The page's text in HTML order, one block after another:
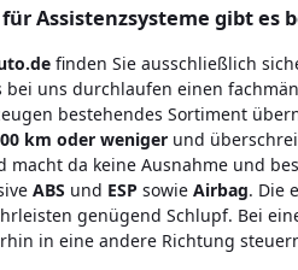
Assistenzsysteme gibt es
finden Sie ausschließlich
bei uns durchlaufen einen
bestehendes Sortiment
km oder weniger und
macht da keine Ausnahme und
ABS und ESP sowie Airbag. Die
genügend Schlupf. Bei
in eine andere Richtung